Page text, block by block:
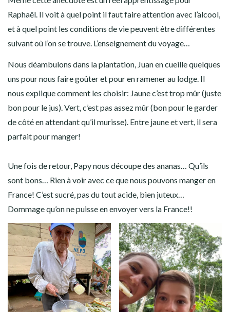
Raphaël. Il voit à quel point il faut faire attention avec l’alcool,
et à quel point les conditions de vie peuvent être différentes
suivant où l’on se trouve. L’enseignement du voyage…
Nous déambulons dans la plantation, Juan en cueille quelques
uns pour nous faire goûter et pour en ramener au lodge. Il
nous explique comment les choisir: Jaune c’est trop mûr (juste
bon pour le jus). Vert, c’est pas assez mûr (bon pour le garder
de côté en attendant qu’il murisse). Entre jaune et vert, il sera
parfait pour manger!
Une fois de retour, Papy nous découpe des ananas… Qu’ils
sont bons… Rien à voir avec ce que nous pouvons manger en
France! C’est sucré, pas du tout acide, bien juteux…
Dommage qu’on ne puisse en envoyer vers la France!!